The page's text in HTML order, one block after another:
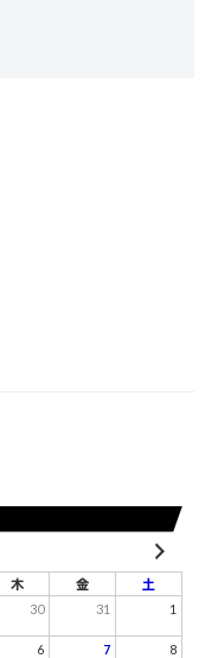
木 金
土
30 31 1
6 7 8